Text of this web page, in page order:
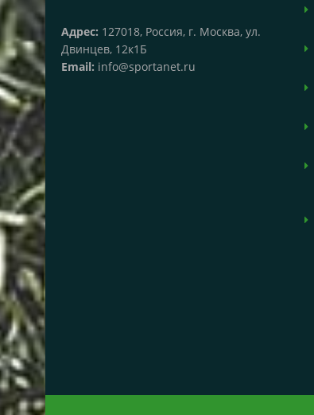
Адрес: 127018, Россия, г. Москва, ул.
Двинцев, 12к1Б
Email: info@sportanet.ru